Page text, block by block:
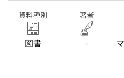
資料種別
図書
著者
-